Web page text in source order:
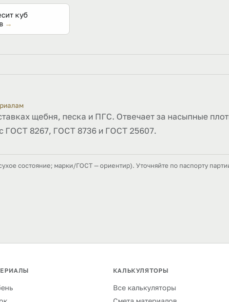
куб
→
щебня, песка и ПГС. Отвечает за насыпные
ГОСТ 8267, ГОСТ 8736 и ГОСТ 25607.
состояние; марки/ГОСТ — ориентир). Уточняйте по паспорту
КАЛЬКУЛЯТОРЫ
Все калькуляторы